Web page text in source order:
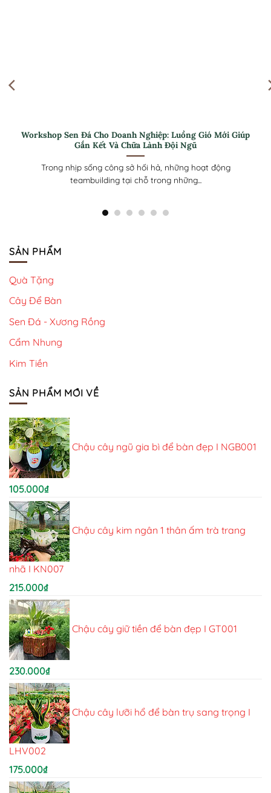
Quà tặng Sen Đá 30/4 cho Nhân viên: Ý Nghĩa Và Tinh Tế
Sen đá là lựa chọn quà tặng phổ biến cho ngày 30/4 nhờ hình
dáng...
SẢN PHẨM
Quà Tặng
Cây Để Bàn
Sen Đá - Xương Rồng
Cẩm Nhung
Kim Tiền
SẢN PHẨM MỚI VỀ
Chậu cây ngũ gia bì để bàn đẹp I NGB001
105.000₫
Chậu cây kim ngân 1 thân ấm trà trang
nhã I KN007
215.000₫
Chậu cây giữ tiền để bàn đẹp I GT001
230.000₫
Chậu cây lưỡi hổ để bàn trụ sang trọng I
LHV002
175.000₫